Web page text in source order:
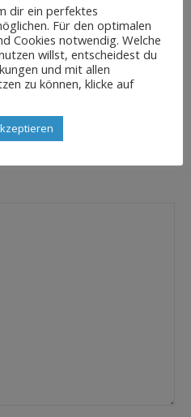
dir ein perfektes
Für den optimalen
Cookies notwendig. Welche
willst, entscheidest du
und mit allen
zu können, klicke auf